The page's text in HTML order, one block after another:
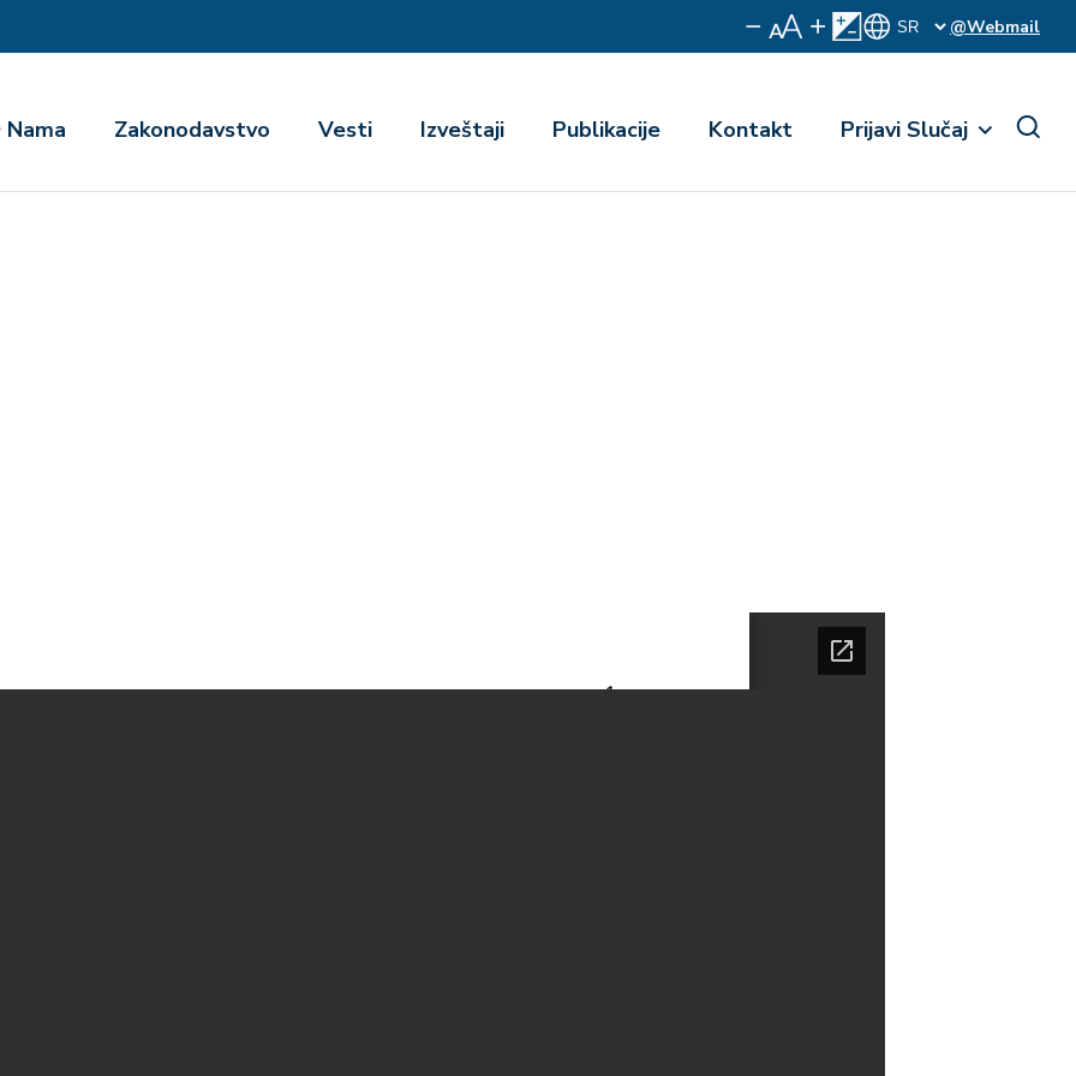
@Webmail
Zakonodavstvo Vesti Izveštaji Publikacije Kontakt Prijavi Slučaj